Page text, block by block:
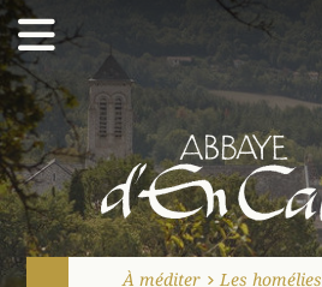
Abbaye d'En Calcat
À méditer Les homélies